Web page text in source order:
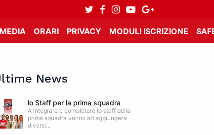
ORARI PRIVACY MODULI ISCRIZIONE
News
lo Staff per la prima squadra
A integrare e completare lo staff della
prima squadra vanno ad aggiungersi
diversi...